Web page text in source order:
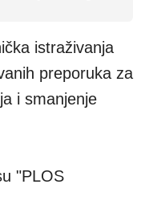
istraživanja
preporuka za
i smanjenje
"PLOS